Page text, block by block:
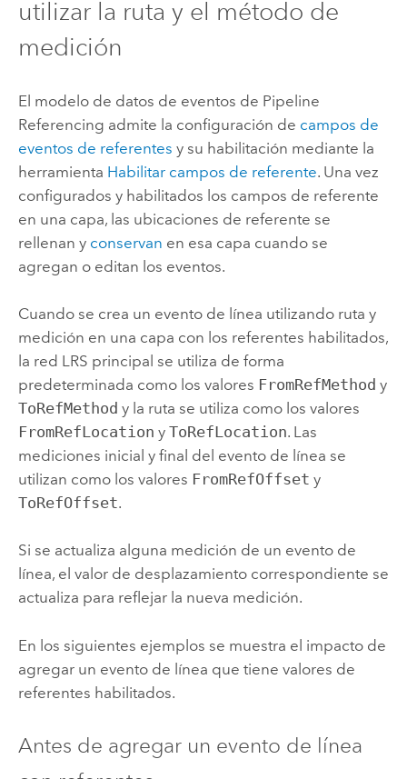
utilizar la ruta y el método de
medición
El modelo de datos de eventos de Pipeline
Referencing admite la configuración de campos de
eventos de referentes y su habilitación mediante la
herramienta Habilitar campos de referente. Una vez
configurados y habilitados los campos de referente
en una capa, las ubicaciones de referente se
rellenan y conservan en esa capa cuando se
agregan o editan los eventos.
Cuando se crea un evento de línea utilizando ruta y
medición en una capa con los referentes habilitados,
la red LRS principal se utiliza de forma
predeterminada como los valores FromRefMethod y
ToRefMethod y la ruta se utiliza como los valores
FromRefLocation y ToRefLocation. Las
mediciones inicial y final del evento de línea se
utilizan como los valores FromRefOffset y
ToRefOffset.
Si se actualiza alguna medición de un evento de
línea, el valor de desplazamiento correspondiente se
actualiza para reflejar la nueva medición.
En los siguientes ejemplos se muestra el impacto de
agregar un evento de línea que tiene valores de
referentes habilitados.
Antes de agregar un evento de línea